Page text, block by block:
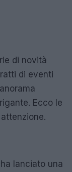
di novità
di eventi
Ecco le
lanciato una